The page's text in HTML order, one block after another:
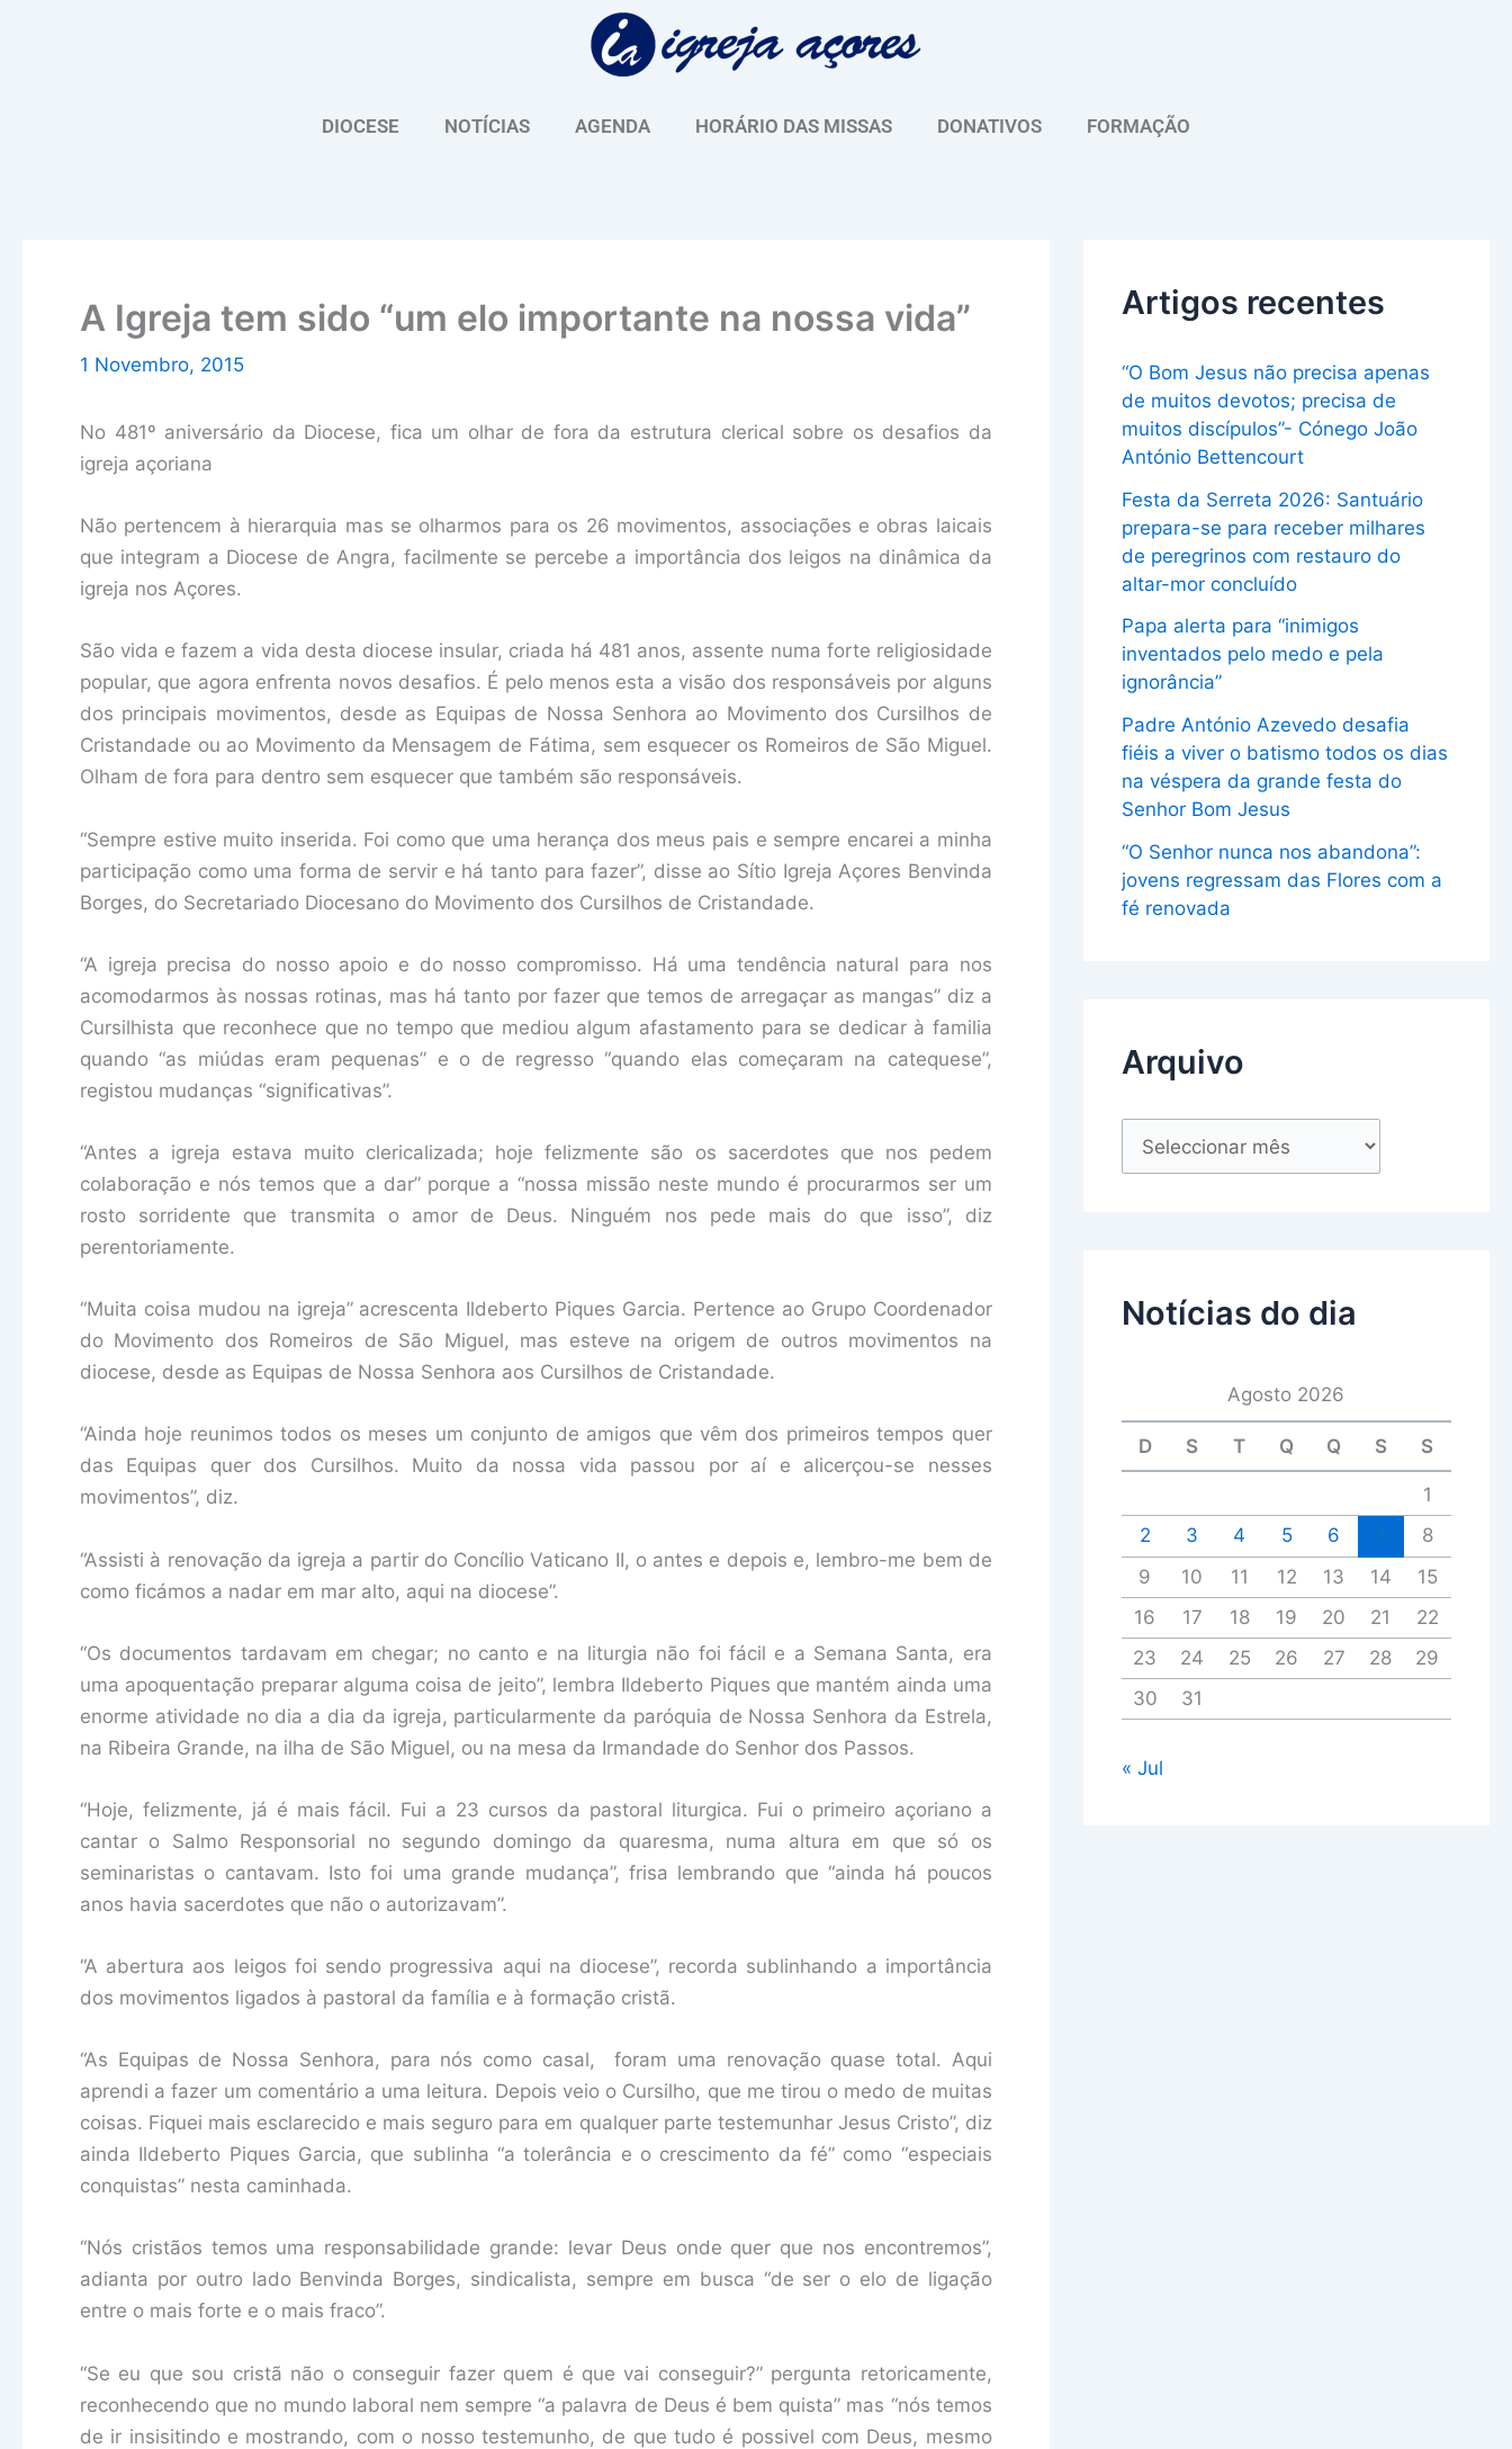
DIOCESE NOTÍCIAS AGENDA HORÁRIO DAS MISSAS DONATIVOS FORMAÇÃO
A Igreja tem sido “um elo importante na nossa vida”
1 Novembro, 2015
No 481º aniversário da Diocese, fica um olhar de fora da estrutura clerical sobre os desafios da
igreja açoriana
Não pertencem à hierarquia mas se olharmos para os 26 movimentos, associações e obras laicais
que integram a Diocese de Angra, facilmente se percebe a importância dos leigos na dinâmica da
igreja nos Açores.
São vida e fazem a vida desta diocese insular, criada há 481 anos, assente numa forte religiosidade
popular, que agora enfrenta novos desafios. É pelo menos esta a visão dos responsáveis por alguns
dos principais movimentos, desde as Equipas de Nossa Senhora ao Movimento dos Cursilhos de
Cristandade ou ao Movimento da Mensagem de Fátima, sem esquecer os Romeiros de São Miguel.
Olham de fora para dentro sem esquecer que também são responsáveis.
“Sempre estive muito inserida. Foi como que uma herança dos meus pais e sempre encarei a minha
participação como uma forma de servir e há tanto para fazer”, disse ao Sítio Igreja Açores Benvinda
Borges, do Secretariado Diocesano do Movimento dos Cursilhos de Cristandade.
“A igreja precisa do nosso apoio e do nosso compromisso. Há uma tendência natural para nos
acomodarmos às nossas rotinas, mas há tanto por fazer que temos de arregaçar as mangas” diz a
Cursilhista que reconhece que no tempo que mediou algum afastamento para se dedicar à familia
quando “as miúdas eram pequenas” e o de regresso “quando elas começaram na catequese”,
registou mudanças “significativas”.
“Antes a igreja estava muito clericalizada; hoje felizmente são os sacerdotes que nos pedem
colaboração e nós temos que a dar” porque a “nossa missão neste mundo é procurarmos ser um
rosto sorridente que transmita o amor de Deus. Ninguém nos pede mais do que isso”, diz
perentoriamente.
“Muita coisa mudou na igreja” acrescenta Ildeberto Piques Garcia. Pertence ao Grupo Coordenador
do Movimento dos Romeiros de São Miguel, mas esteve na origem de outros movimentos na
diocese, desde as Equipas de Nossa Senhora aos Cursilhos de Cristandade.
“Ainda hoje reunimos todos os meses um conjunto de amigos que vêm dos primeiros tempos quer
das Equipas quer dos Cursilhos. Muito da nossa vida passou por aí e alicerçou-se nesses
movimentos”, diz.
“Assisti à renovação da igreja a partir do Concílio Vaticano II, o antes e depois e, lembro-me bem de
como ficámos a nadar em mar alto, aqui na diocese”.
“Os documentos tardavam em chegar; no canto e na liturgia não foi fácil e a Semana Santa, era
uma apoquentação preparar alguma coisa de jeito”, lembra Ildeberto Piques que mantém ainda uma
enorme atividade no dia a dia da igreja, particularmente da paróquia de Nossa Senhora da Estrela,
na Ribeira Grande, na ilha de São Miguel, ou na mesa da Irmandade do Senhor dos Passos.
“Hoje, felizmente, já é mais fácil. Fui a 23 cursos da pastoral liturgica. Fui o primeiro açoriano a
cantar o Salmo Responsorial no segundo domingo da quaresma, numa altura em que só os
seminaristas o cantavam. Isto foi uma grande mudança”, frisa lembrando que “ainda há poucos
anos havia sacerdotes que não o autorizavam”.
“A abertura aos leigos foi sendo progressiva aqui na diocese”, recorda sublinhando a importância
dos movimentos ligados à pastoral da família e à formação cristã.
“As Equipas de Nossa Senhora, para nós como casal, foram uma renovação quase total. Aqui
aprendi a fazer um comentário a uma leitura. Depois veio o Cursilho, que me tirou o medo de muitas
coisas. Fiquei mais esclarecido e mais seguro para em qualquer parte testemunhar Jesus Cristo”, diz
ainda Ildeberto Piques Garcia, que sublinha “a tolerância e o crescimento da fé” como “especiais
conquistas” nesta caminhada.
“Nós cristãos temos uma responsabilidade grande: levar Deus onde quer que nos encontremos”,
adianta por outro lado Benvinda Borges, sindicalista, sempre em busca “de ser o elo de ligação
entre o mais forte e o mais fraco”.
“Se eu que sou cristã não o conseguir fazer quem é que vai conseguir?” pergunta retoricamente,
reconhecendo que no mundo laboral nem sempre “a palavra de Deus é bem quista” mas “nós temos
de ir insisitindo e mostrando, com o nosso testemunho, de que tudo é possivel com Deus, mesmo
Artigos recentes
“O Bom Jesus não precisa apenas
de muitos devotos; precisa de
muitos discípulos”- Cónego João
António Bettencourt
Festa da Serreta 2026: Santuário
prepara-se para receber milhares
de peregrinos com restauro do
altar-mor concluído
Papa alerta para “inimigos
inventados pelo medo e pela
ignorância”
Padre António Azevedo desafia
fiéis a viver o batismo todos os dias
na véspera da grande festa do
Senhor Bom Jesus
“O Senhor nunca nos abandona”:
jovens regressam das Flores com a
fé renovada
Arquivo
u
Notícias do dia
Agosto 2026
D S T Q Q S S
1
2
3 4 5 6
8
9
10 11 12 13 14
15
16
17 18 19 20 21
22
23
24 25 26 27 28
29
30
31
« Jul